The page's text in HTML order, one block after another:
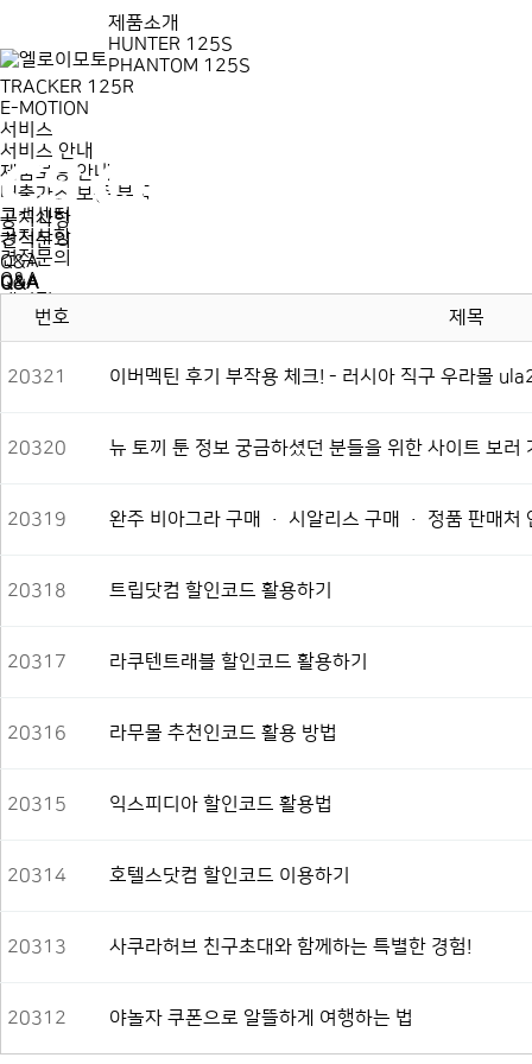
제품소개
HUNTER 125S
PHANTOM 125S
TRACKER 125R
E-MOTION
서비스
서비스 안내
제품보증 안내
배출가스 보증 부품
고객센터
공지사항
견적문의
Q&A
대리점
제품소개
HUNTER 125S
PHANTOM 125S
TRACKER 125R
E-MOTION
서비스 안내
고객센터
견적문의
Q&A
대리점
공지사항
견적문의
Q&A
Q&A
번호
제목
20321 이버멕틴 후기 부작용 체크! - 러시아 직구 우라몰
20320 뉴 토끼 툰 정보 궁금하셨던 분들을 위한 사이트 보러
20319 완주 비아그라 구매 · 시알리스 구매 · 정품 판매처
20318 트립닷컴 할인코드 활용하기
20317 라쿠텐트래블 할인코드 활용하기
20316 라무몰 추천인코드 활용 방법
20315 익스피디아 할인코드 활용법
20314 호텔스닷컴 할인코드 이용하기
20313 사쿠라허브 친구초대와 함께하는 특별한 경험!
20312 야놀자 쿠폰으로 알뜰하게 여행하는 법